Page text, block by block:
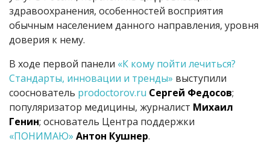
здравоохранения, особенностей восприятия
обычным населением данного направления, уровня
доверия к нему.
В ходе первой панели «К кому пойти лечиться?
Стандарты, инновации и тренды» выступили
сооснователь prodoctorov.ru Сергей Федосов;
популяризатор медицины, журналист Михаил
Генин; основатель Центра поддержки
«ПОНИМАЮ» Антон Кушнер.